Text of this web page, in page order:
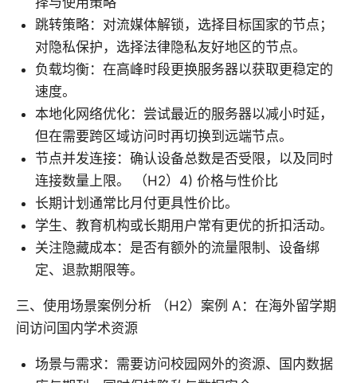
跳转策略：对流媒体解锁，选择目标国家的节点；
对隐私保护，选择法律隐私友好地区的节点。
负载均衡：在高峰时段更换服务器以获取更稳定的
速度。
本地化网络优化：尝试最近的服务器以减小时延，
但在需要跨区域访问时再切换到远端节点。
节点并发连接：确认设备总数是否受限，以及同时
连接数量上限。 （H2）4) 价格与性价比
长期计划通常比月付更具性价比。
学生、教育机构或长期用户常有更优的折扣活动。
关注隐藏成本：是否有额外的流量限制、设备绑
定、退款期限等。
三、使用场景案例分析 （H2）案例 A：在海外留学期
间访问国内学术资源
场景与需求：需要访问校园网外的资源、国内数据